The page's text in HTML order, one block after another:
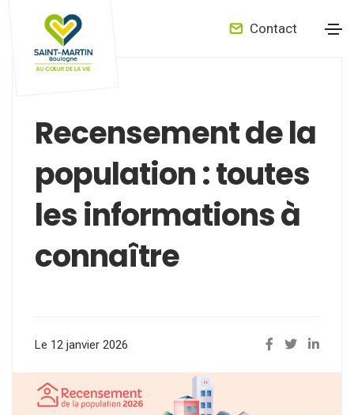
Contact
Recensement de la
population : toutes
les informations à
connaître
Le 12 janvier 2026